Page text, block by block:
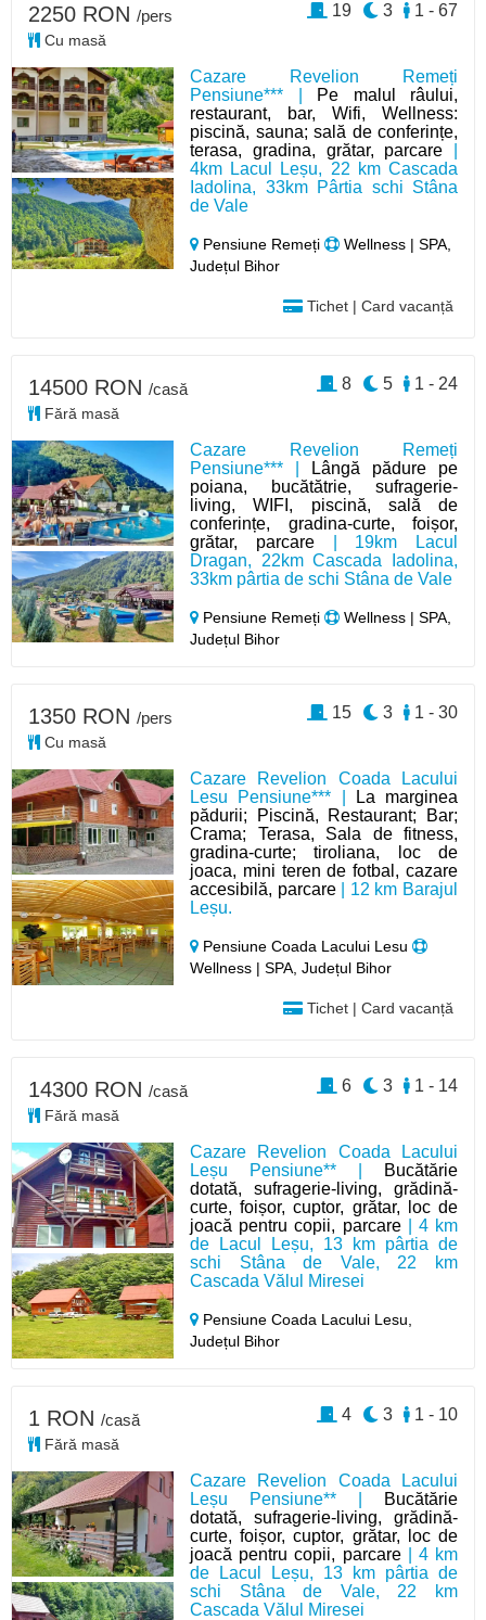
Cazare Revelion Remeți
Pensiune*** |
Pe malul râului,
restaurant, bar, Wifi, Wellness:
piscină, sauna; sală de conferințe,
terasa, gradina, grătar, parcare
4km Lacul Leșu, 22 km Cascada
Iadolina, 33km Pârtia schi Stâna
de Vale
Pensiune Remeți
Wellness | SPA,
Județul Bihor
Tichet | Card vacanță
2250 RON /pers
Cu masă
1 - 67
3
19
Cazare Revelion Remeți
Pensiune*** |
Lângă pădure pe
poiana, bucătătrie, sufragerie-
living, WIFI, piscină, sală de
conferințe, gradina-curte, foișor,
grătar, parcare| 19km Lacul
Dragan, 22km Cascada Iadolina,
33km pârtia de schi Stâna de Vale
Pensiune Remeți
Wellness | SPA,
Județul Bihor
14500 RON /casă
Fără masă
1 - 24
5
8
Cazare Revelion Coada Lacului
Lesu Pensiune*** |
La marginea
pădurii; Piscină, Restaurant; Bar;
Crama; Terasa, Sala de fitness,
gradina-curte; tiroliana, loc de
joaca, mini teren de fotbal, cazare
accesibilă, parcare| 12 km Barajul
Leșu.
Pensiune Coada Lacului Lesu
Wellness | SPA, Județul Bihor
Tichet | Card vacanță
1350 RON /pers
Cu masă
1 - 30
3
15
Cazare Revelion Coada Lacului
Leșu Pensiune** |
Bucătărie
dotată, sufragerie-living, grădină-
curte, foișor, cuptor, grătar, loc de
joacă pentru copii, parcare| 4 km
de Lacul Leșu, 13 km pârtia de
schi Stâna de Vale, 22 km
Cascada Vălul Miresei
Pensiune Coada Lacului Lesu,
Județul Bihor
14300 RON /casă
Fără masă
1 - 14
3
6
Cazare Revelion Coada Lacului
Leșu Pensiune** |
Bucătărie
dotată, sufragerie-living, grădină-
curte, foișor, cuptor, grătar, loc de
joacă pentru copii, parcare| 4 km
de Lacul Leșu, 13 km pârtia de
schi Stâna de Vale, 22 km
Cascada Vălul Miresei
1 RON /casă
Fără masă
1 - 10
3
4